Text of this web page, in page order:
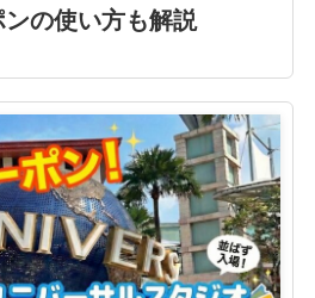
の使い方も解説